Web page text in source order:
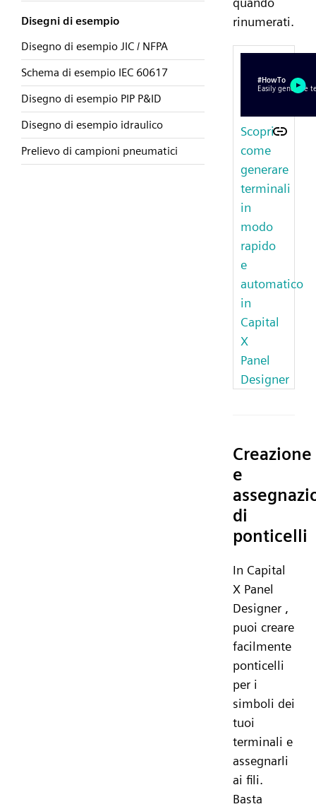
Disegni di esempio
Disegno di esempio JIC / NFPA
Schema di esempio IEC 60617
Disegno di esempio PIP P&ID
Disegno di esempio idraulico
Prelievo di campioni pneumatici
rinumerati.
Scopri
come
generare
terminali
in
modo
rapido
e
automatico
in
Capital
X
Panel
Designer
Creazione
e
di
ponticelli
In Capital
X Panel
Designer ,
puoi creare
facilmente
ponticelli
per i
simboli dei
tuoi
terminali e
assegnarli
ai fili.
Basta